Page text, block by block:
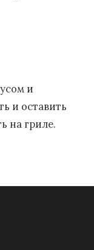
и
и оставить
на гриле.